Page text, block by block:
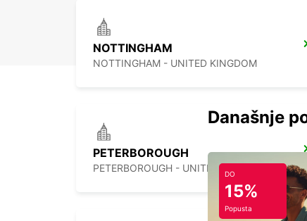
NOTTINGHAM
NOTTINGHAM - UNITED KINGDOM
PETERBOROUGH
PETERBOROUGH - UNITED KINGDOM
Današnje
DO
15%
Popusta